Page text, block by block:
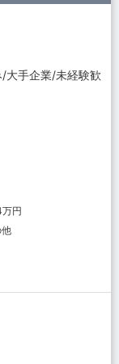
大手企業/未経験歓
円
他